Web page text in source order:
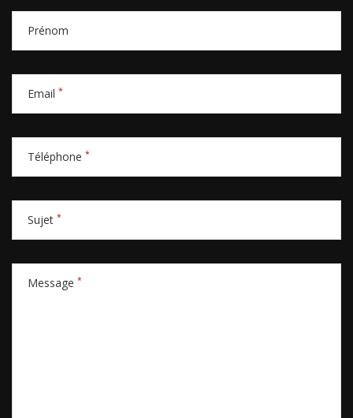
Prénom
Email *
Téléphone *
Sujet *
Message *